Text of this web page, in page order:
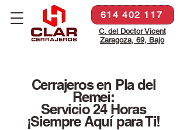
614 402 117
C. del Doctor Vicent
Zaragoza, 69, Bajo
Cerrajeros en Pla del
Remei:
Servicio 24 Horas
¡Siempre Aquí para Ti!